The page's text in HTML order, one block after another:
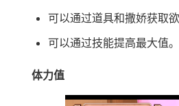
可以通过道具和撒娇获取欲
可以通过技能提高最大值。
体力值